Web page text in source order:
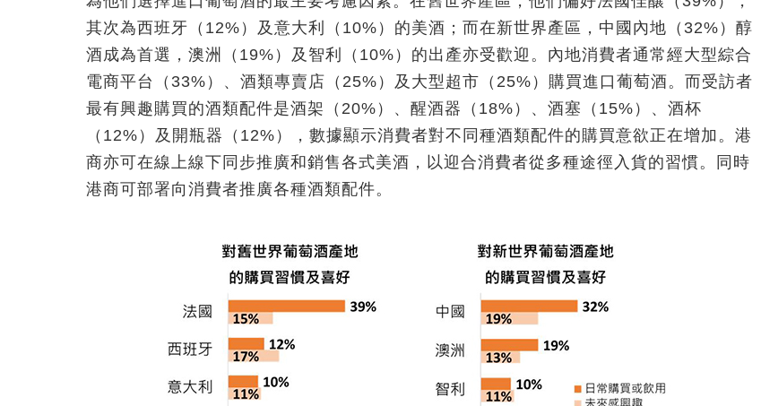
其次為西班牙（12%）及意大利（10%）的美酒；而在新世界產區，中國內地（32%）醇
酒成為首選，澳洲（19%）及智利（10%）的出產亦受歡迎。內地消費者通常經大型綜合
電商平台（33%）、酒類專賣店（25%）及大型超市（25%）購買進口葡萄酒。而受訪者
最有興趣購買的酒類配件是酒架（20%）、醒酒器（18%）、酒塞（15%）、酒杯
（12%）及開瓶器（12%），數據顯示消費者對不同種酒類配件的購買意欲正在增加。港
商亦可在線上線下同步推廣和銷售各式美酒，以迎合消費者從多種途徑入貨的習慣。同時
港商可部署向消費者推廣各種酒類配件。